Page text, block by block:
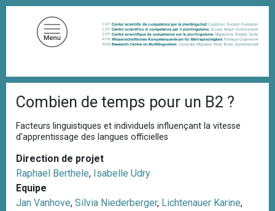
i
l
d
'
A
r
a
n
e
Combien de temps pour un B2 ?
Facteurs linguistiques et individuels influençant la vitesse
d'apprentissage des langues officielles
Direction de projet
Raphael Berthele, Isabelle Udry
Equipe
Jan Vanhove, Silvia Niederberger, Lichtenauer Karine,